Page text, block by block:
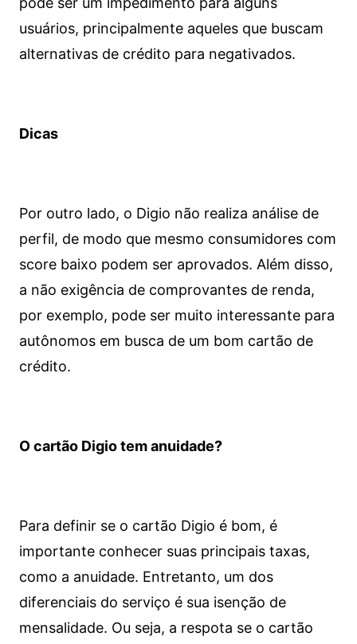
usuários, principalmente aqueles que buscam
alternativas de crédito para negativados.
Dicas
Por outro lado, o Digio não realiza análise de
perfil, de modo que mesmo consumidores com
score baixo podem ser aprovados. Além disso,
a não exigência de comprovantes de renda,
por exemplo, pode ser muito interessante para
autônomos em busca de um bom cartão de
crédito.
O cartão Digio tem anuidade?
Para definir se o cartão Digio é bom, é
importante conhecer suas principais taxas,
como a anuidade. Entretanto, um dos
diferenciais do serviço é sua isenção de
mensalidade. Ou seja, a respota se o cartão